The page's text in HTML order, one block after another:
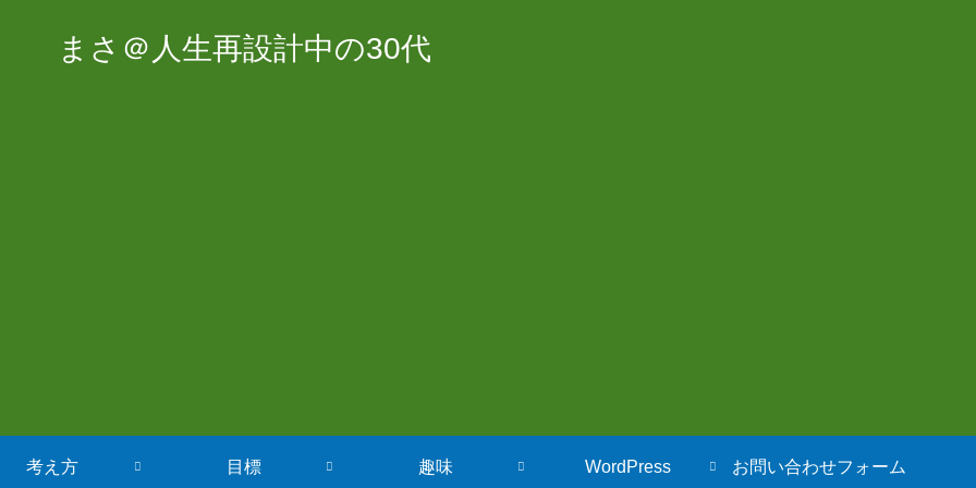
まさ＠人生再設計中の30代
考え方 目標 趣味 WordPress お問い合わせフォーム